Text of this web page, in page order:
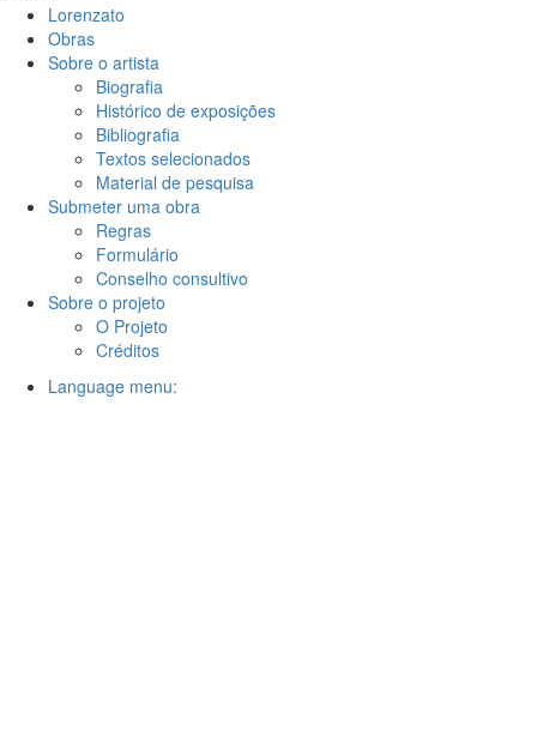
Lorenzato
Obras
Sobre o artista
Biografia
Histórico de exposições
Bibliografia
Textos selecionados
Material de pesquisa
Submeter uma obra
Regras
Formulário
Conselho consultivo
Sobre o projeto
O Projeto
Créditos
Language menu: